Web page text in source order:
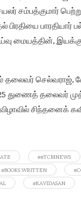
சம்பத்குமார்
பிரதியை
மையத்தின்,
தலைவர் செல்வராஜ்,
துணைத் தலைவர்
சிந்தனைக்
##TCMNEWS
#BOOKS WRITTEN
#KAVIDASAN